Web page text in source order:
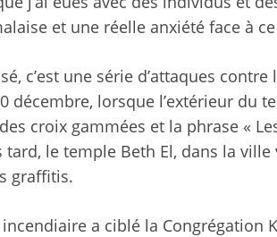
et une réelle anxiété face à
c’est une série d’attaques
décembre, lorsque l’extérieur du
croix gammées et la phrase «
tard, le temple Beth El, dans la
graffitis.
a ciblé la Congrégation